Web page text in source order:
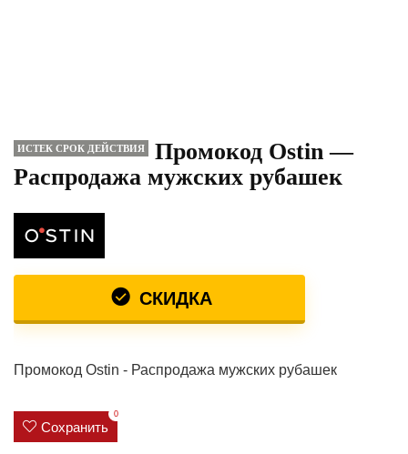
ИСТЕК СРОК ДЕЙСТВИЯ
Промокод Ostin —
Распродажа мужских рубашек
СКИДКА
Промокод Ostin - Распродажа мужских рубашек
Сохранить
0